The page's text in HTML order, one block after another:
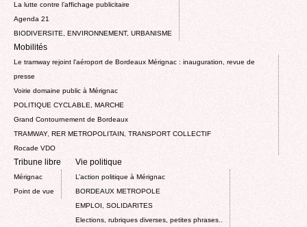
La lutte contre l’affichage publicitaire
Agenda 21
BIODIVERSITE, ENVIRONNEMENT, URBANISME
Mobilités
Le tramway rejoint l'aéroport de Bordeaux Mérignac : inauguration, revue de
presse
Voirie domaine public à Mérignac
POLITIQUE CYCLABLE, MARCHE
Grand Contournement de Bordeaux
TRAMWAY, RER METROPOLITAIN, TRANSPORT COLLECTIF
Rocade VDO
Tribune libre
Mérignac
Point de vue
Vie politique
L’action politique à Mérignac
BORDEAUX METROPOLE
EMPLOI, SOLIDARITES
Elections, rubriques diverses, petites phrases..